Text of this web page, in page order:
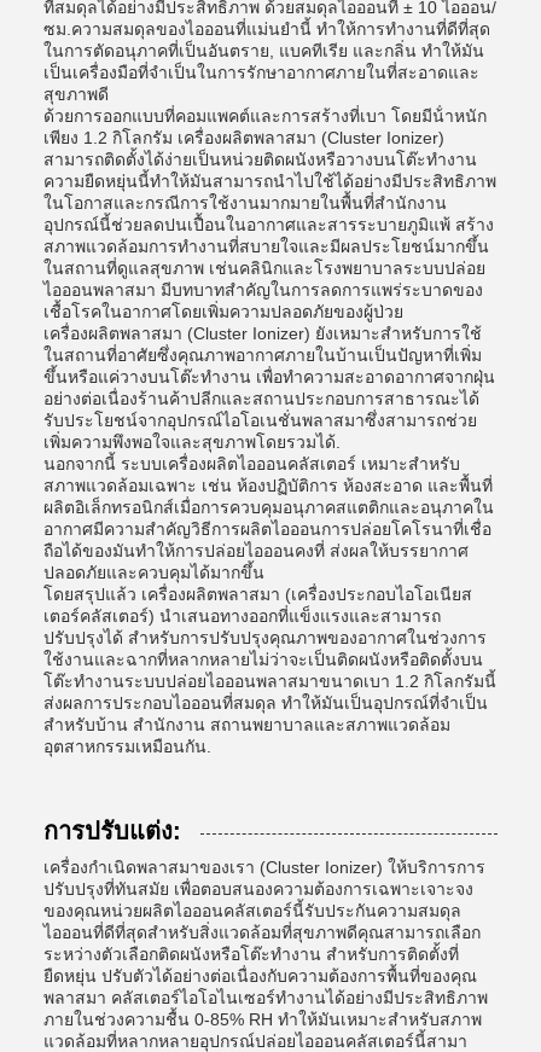
ที่สมดุลได้อย่างมีประสิทธิภาพ ด้วยสมดุลไอออนที่ ± 10 ไอออน/
ซม.ความสมดุลของไอออนที่แม่นยํานี้ ทําให้การทํางานที่ดีที่สุด
ในการตัดอนุภาคที่เป็นอันตราย, แบคทีเรีย และกลิ่น ทําให้มัน
เป็นเครื่องมือที่จําเป็นในการรักษาอากาศภายในที่สะอาดและ
สุขภาพดี
ด้วยการออกแบบที่คอมแพคต์และการสร้างที่เบา โดยมีน้ําหนัก
เพียง 1.2 กิโลกรัม เครื่องผลิตพลาสมา (Cluster Ionizer)
สามารถติดตั้งได้ง่ายเป็นหน่วยติดผนังหรือวางบนโต๊ะทํางาน
ความยืดหยุ่นนี้ทําให้มันสามารถนําไปใช้ได้อย่างมีประสิทธิภาพ
ในโอกาสและกรณีการใช้งานมากมายในพื้นที่สํานักงาน
อุปกรณ์นี้ช่วยลดปนเปื้อนในอากาศและสารระบายภูมิแพ้ สร้าง
สภาพแวดล้อมการทํางานที่สบายใจและมีผลประโยชน์มากขึ้น
ในสถานที่ดูแลสุขภาพ เช่นคลินิกและโรงพยาบาลระบบปล่อย
ไอออนพลาสมา มีบทบาทสําคัญในการลดการแพร่ระบาดของ
เชื้อโรคในอากาศโดยเพิ่มความปลอดภัยของผู้ป่วย
เครื่องผลิตพลาสมา (Cluster Ionizer) ยังเหมาะสําหรับการใช้
ในสถานที่อาศัยซึ่งคุณภาพอากาศภายในบ้านเป็นปัญหาที่เพิ่ม
ขึ้นหรือแค่วางบนโต๊ะทํางาน เพื่อทําความสะอาดอากาศจากฝุ่น
อย่างต่อเนื่องร้านค้าปลีกและสถานประกอบการสาธารณะได้
รับประโยชน์จากอุปกรณ์ไอโอเนชั่นพลาสมาซึ่งสามารถช่วย
เพิ่มความพึงพอใจและสุขภาพโดยรวมได้.
นอกจากนี้ ระบบเครื่องผลิตไอออนคลัสเตอร์ เหมาะสําหรับ
สภาพแวดล้อมเฉพาะ เช่น ห้องปฏิบัติการ ห้องสะอาด และพื้นที่
ผลิตอิเล็กทรอนิกส์เมื่อการควบคุมอนุภาคสแตติกและอนุภาคใน
อากาศมีความสําคัญวิธีการผลิตไอออนการปล่อยโคโรนาที่เชื่อ
ถือได้ของมันทําให้การปล่อยไอออนคงที่ ส่งผลให้บรรยากาศ
ปลอดภัยและควบคุมได้มากขึ้น
โดยสรุปแล้ว เครื่องผลิตพลาสมา (เครื่องประกอบไอโอเนียส
เตอร์คลัสเตอร์) นําเสนอทางออกที่แข็งแรงและสามารถ
ปรับปรุงได้ สําหรับการปรับปรุงคุณภาพของอากาศในช่วงการ
ใช้งานและฉากที่หลากหลายไม่ว่าจะเป็นติดผนังหรือติดตั้งบน
โต๊ะทํางานระบบปล่อยไอออนพลาสมาขนาดเบา 1.2 กิโลกรัมนี้
ส่งผลการประกอบไอออนที่สมดุล ทําให้มันเป็นอุปกรณ์ที่จําเป็น
สําหรับบ้าน สํานักงาน สถานพยาบาลและสภาพแวดล้อม
อุตสาหกรรมเหมือนกัน.
การปรับแต่ง:
เครื่องกําเนิดพลาสมาของเรา (Cluster Ionizer) ให้บริการการ
ปรับปรุงที่ทันสมัย เพื่อตอบสนองความต้องการเฉพาะเจาะจง
ของคุณหน่วยผลิตไอออนคลัสเตอร์นี้รับประกันความสมดุล
ไอออนที่ดีที่สุดสําหรับสิ่งแวดล้อมที่สุขภาพดีคุณสามารถเลือก
ระหว่างตัวเลือกติดผนังหรือโต๊ะทํางาน สําหรับการติดตั้งที่
ยืดหยุ่น ปรับตัวได้อย่างต่อเนื่องกับความต้องการพื้นที่ของคุณ
พลาสมา คลัสเตอร์ไอโอไนเซอร์ทํางานได้อย่างมีประสิทธิภาพ
ภายในช่วงความชื้น 0-85% RH ทําให้มันเหมาะสําหรับสภาพ
แวดล้อมที่หลากหลายอุปกรณ์ปล่อยไอออนคลัสเตอร์นี้สามา